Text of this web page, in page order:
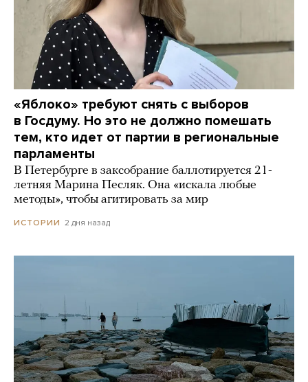
«Яблоко» требуют снять с выборов
в Госдуму. Но это не должно помешать
тем, кто идет от партии в региональные
парламенты
В Петербурге в заксобрание баллотируется 21-
летняя Марина Песляк. Она «искала любые
методы», чтобы агитировать за мир
ИСТОРИИ 2 дня назад